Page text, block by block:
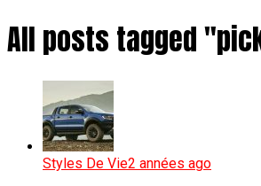
All posts tagged
Styles De Vie2 années ago